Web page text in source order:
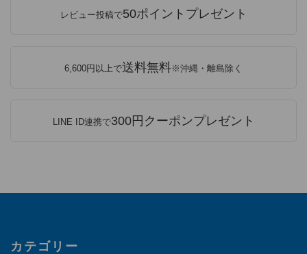
レビュー投稿で50ポイントプレゼント
6,600円以上で送料無料※沖縄・離島除く
LINE ID連携で300円クーポンプレゼント
カテゴリー